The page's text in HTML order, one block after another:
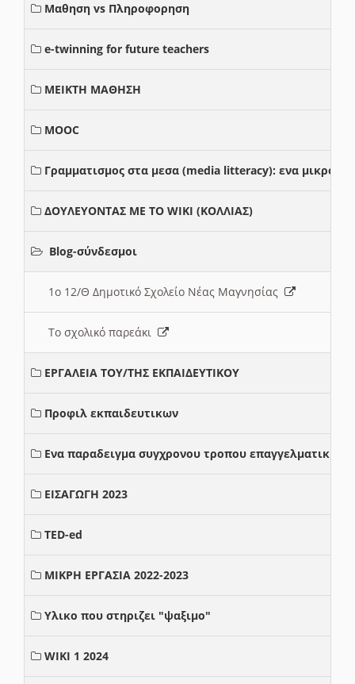
Μαθηση vs Πληροφορηση
e-twinning for future teachers
ΜΕΙΚΤΗ ΜΑΘΗΣΗ
MOOC
Γραμματισμος στα μεσα (media litteracy): ενα μικρο
ΔΟΥΛΕΥΟΝΤΑΣ ΜΕ ΤΟ WIKI (ΚΟΛΛΙΑΣ)
Blog-σύνδεσμοι
1ο 12/Θ Δημοτικό Σχολείο Νέας Μαγνησίας
Το σχολικό παρεάκι
ΕΡΓΑΛΕΙΑ ΤΟΥ/ΤΗΣ ΕΚΠΑΙΔΕΥΤΙΚΟΥ
Προφιλ εκπαιδευτικων
Ενα παραδειγμα συγχρονου τροπου επαγγελματικης
ΕΙΣΑΓΩΓΗ 2023
TED-ed
ΜΙΚΡΗ ΕΡΓΑΣΙΑ 2022-2023
Υλικο που στηριζει "ψαξιμο"
WIKI 1 2024